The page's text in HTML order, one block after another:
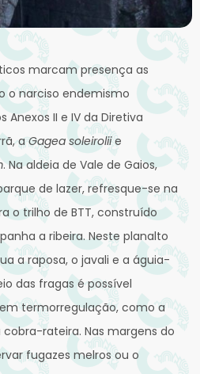
marcam presença as
o narciso endemismo
II e IV da Diretiva
aGagea soleiroliie
. Na aldeia de Vale de Gaios,
de lazer, refresque-se na
o trilho de BTT, construído
a ribeira. Neste planalto
a raposa, o javali e a águia-
das fragas é possível
termorregulação, como a
rateira. Nas margens do
fugazes melros ou o